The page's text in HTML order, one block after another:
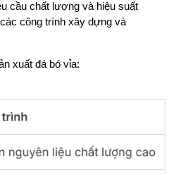
cầu chất lượng và hiệu suất
công trình xây dựng và
xuất đá bó vỉa: